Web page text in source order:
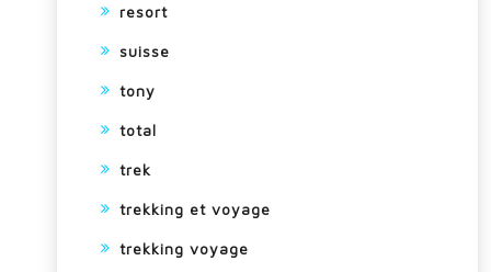
resort
suisse
tony
total
trek
trekking et voyage
trekking voyage